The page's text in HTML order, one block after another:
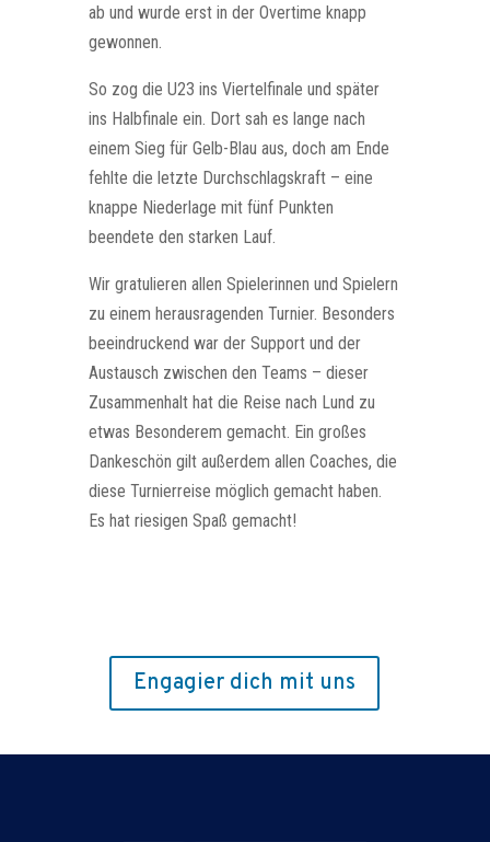
ab und wurde erst in der Overtime knapp
gewonnen.
So zog die U23 ins Viertelfinale und später
ins Halbfinale ein. Dort sah es lange nach
einem Sieg für Gelb-Blau aus, doch am Ende
fehlte die letzte Durchschlagskraft – eine
knappe Niederlage mit fünf Punkten
beendete den starken Lauf.
Wir gratulieren allen Spielerinnen und Spielern
zu einem herausragenden Turnier. Besonders
beeindruckend war der Support und der
Austausch zwischen den Teams – dieser
Zusammenhalt hat die Reise nach Lund zu
etwas Besonderem gemacht. Ein großes
Dankeschön gilt außerdem allen Coaches, die
diese Turnierreise möglich gemacht haben.
Es hat riesigen Spaß gemacht!
Engagier dich mit uns